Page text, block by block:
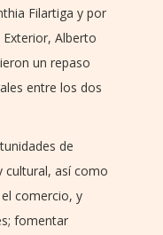
Filartiga y por
Alberto
un repaso
entre los dos
de
cultural, así como
comercio, y
fomentar